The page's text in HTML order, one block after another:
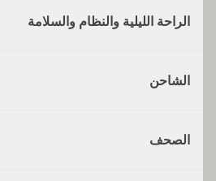
الراحة الليلية والنظام والسلامة
الشاحن
الصحف